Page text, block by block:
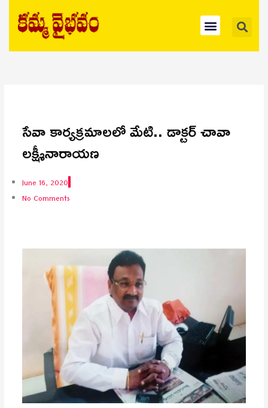
content
Menu
సేవా కార్యక్రమాలలో మేటి.. డాక్టర్ చావా
లక్ష్మీనారాయణ
June 16, 2020
No Comments